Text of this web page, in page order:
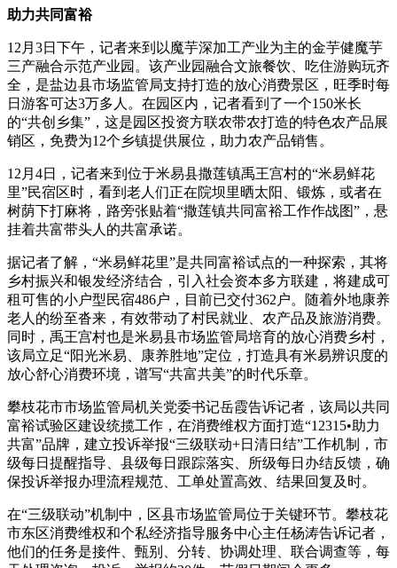
助力共同富裕
12月3日下午，记者来到以魔芋深加工产业为主的金芋健魔芋
三产融合示范产业园。该产业园融合文旅餐饮、吃住游购玩齐
全， 是盐边县市场监管局支持打造的放心消费景区，旺季时每
日游客可达3万多人。在园区内，记者看到了一个150米长
的“共创乡集”，这是园区投资方联农带农打造的特色农产品展
销区，免费为12个乡镇提供展位，助力农产品销售。
12月4日，记者来到位于米易县撒莲镇禹王宫村的“米易鲜花
里”民宿区时，看到老人们正在院坝里晒太阳、锻炼，或者在
树荫下打麻将，路旁张贴着“撒莲镇共同富裕工作作战图”，悬
挂着共富带头人的共富承诺。
据记者了解，“米易鲜花里”是共同富裕试点的一种探索，其将
乡村振兴和银发经济结合，引入社会资本多方联建，将建成可
租可售的小户型民宿486户，目前已交付362户。随着外地康养
老人的纷至沓来，有效带动了村民就业、农产品及旅游消费。
同时，禹王宫村也是米易县市场监管局培育的放心消费乡村，
该局立足“阳光米易、康养胜地”定位，打造具有米易辨识度的
放心舒心消费环境，谱写“共富共美”的时代乐章。
攀枝花市市场监管局机关党委书记岳霞告诉记者，该局以共同
富裕试验区建设统揽工作，在消费维权方面打造“12315•助力
共富”品牌，建立投诉举报“三级联动+日清日结”工作机制，市
级每日提醒指导、县级每日跟踪落实、所级每日办结反馈，确
保投诉举报办理流程规范、工单处置高效、结果回复及时。
在“三级联动”机制中，区县市场监管局位于关键环节。攀枝花
市东区消费维权和个私经济指导服务中心主任杨涛告诉记者，
他们的任务是接件、甄别、分转、协调处理、联合调查等，每